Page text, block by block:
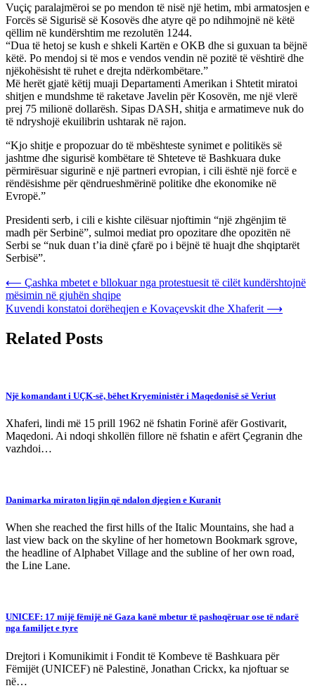
Vuçiç paralajmëroi se po mendon të nisë një hetim, mbi armatosjen e
Forcës së Sigurisë së Kosovës dhe atyre që po ndihmojnë në këtë
qëllim në kundërshtim me rezolutën 1244.
“Dua të hetoj se kush e shkeli Kartën e OKB dhe si guxuan ta bëjnë
këtë. Po mendoj si të mos e vendos vendin në pozitë të vështirë dhe
njëkohësisht të ruhet e drejta ndërkombëtare.”
Më herët gjatë këtij muaji Departamenti Amerikan i Shtetit miratoi
shitjen e mundshme të raketave Javelin për Kosovën, me një vlerë
prej 75 milionë dollarësh. Sipas DASH, shitja e armatimeve nuk do
të ndryshojë ekuilibrin ushtarak në rajon.
“Kjo shitje e propozuar do të mbështeste synimet e politikës së
jashtme dhe sigurisë kombëtare të Shteteve të Bashkuara duke
përmirësuar sigurinë e një partneri evropian, i cili është një forcë e
rëndësishme për qëndrueshmërinë politike dhe ekonomike në
Evropë.”
Presidenti serb, i cili e kishte cilësuar njoftimin “një zhgënjim të
madh për Serbinë”, sulmoi mediat pro opozitare dhe opozitën në
Serbi se “nuk duan t’ia dinë çfarë po i bëjnë të huajt dhe shqiptarët
Serbisë”.
Post
navigation
⟵ Çashka mbetet e bllokuar nga protestuesit të cilët kundërshtojnë
mësimin në gjuhën shqipe
Kuvendi konstatoi dorëheqjen e Kovaçevskit dhe Xhaferit ⟶
Related Posts
Një komandant i UÇK-së, bëhet Kryeministër i Maqedonisë së Veriut
Xhaferi, lindi më 15 prill 1962 në fshatin Forinë afër Gostivarit,
Maqedoni. Ai ndoqi shkollën fillore në fshatin e afërt Çegranin dhe
vazhdoi…
Danimarka miraton ligjin që ndalon djegien e Kuranit
When she reached the first hills of the Italic Mountains, she had a
last view back on the skyline of her hometown Bookmark sgrove,
the headline of Alphabet Village and the subline of her own road,
the Line Lane.
UNICEF: 17 mijë fëmijë në Gaza kanë mbetur të pashoqëruar ose të ndarë
nga familjet e tyre
Drejtori i Komunikimit i Fondit të Kombeve të Bashkuara për
Fëmijët (UNICEF) në Palestinë, Jonathan Crickx, ka njoftuar se
në…